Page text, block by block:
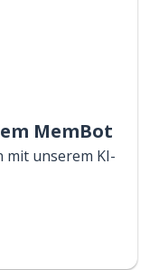
MemBot
mit unserem KI-